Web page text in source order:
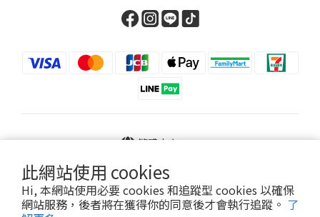
此網站使用 cookies
Hi, 本網站使用必要 cookies 和追蹤型 cookies 以確保
網站服務，後者將在獲得你的同意後才會執行追蹤。 了
繁體中文